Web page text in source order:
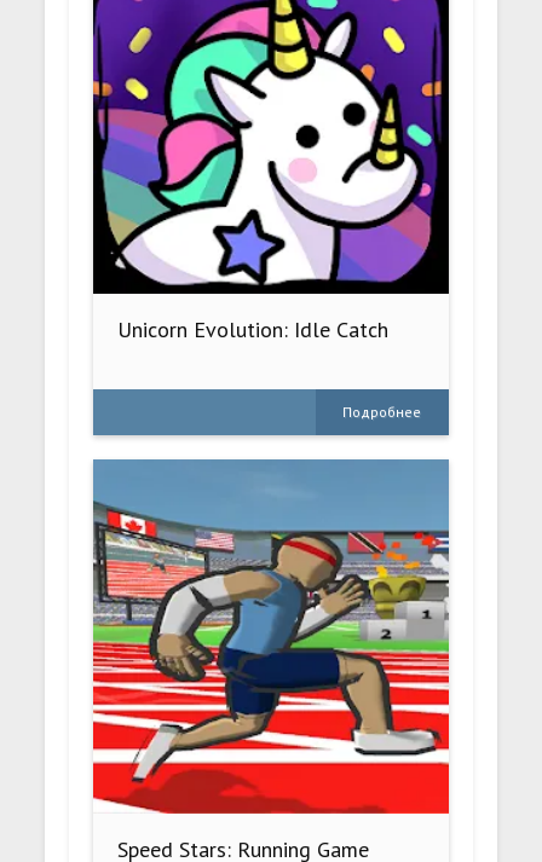
Unicorn Evolution: Idle Catch
Подробнее
Speed Stars: Running Game